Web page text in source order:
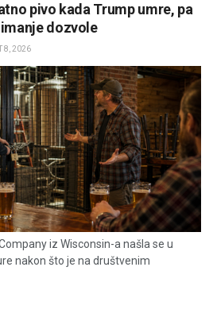
pivo kada Trump umre, pa
dozvole
8, 2026
iz Wisconsin-a našla se u
nakon što je na društvenim